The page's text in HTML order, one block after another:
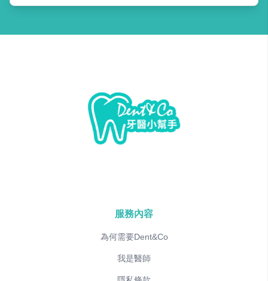
服務內容
為何需要Dent&Co
我是醫師